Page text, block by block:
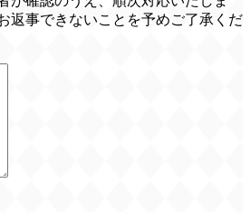
返事できないことを予めご了承くだ